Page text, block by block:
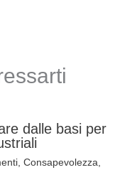
dalle basi per
, Consapevolezza